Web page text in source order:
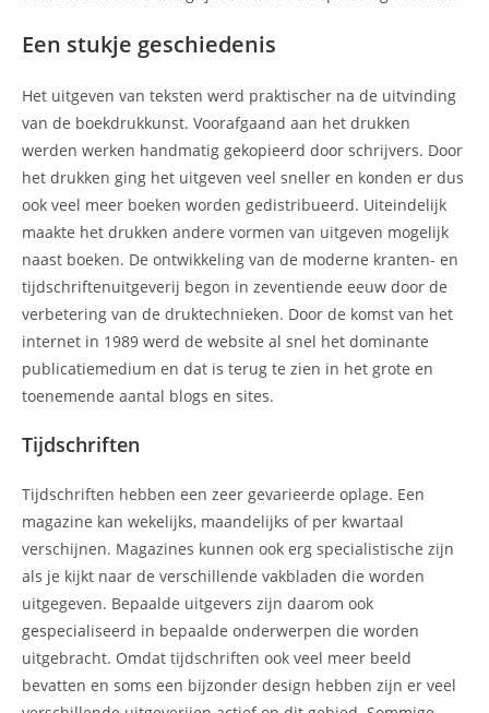
Een stukje geschiedenis
Het uitgeven van teksten werd praktischer na de uitvinding
van de boekdrukkunst. Voorafgaand aan het drukken
werden werken handmatig gekopieerd door schrijvers. Door
het drukken ging het uitgeven veel sneller en konden er dus
ook veel meer boeken worden gedistribueerd. Uiteindelijk
maakte het drukken andere vormen van uitgeven mogelijk
naast boeken. De ontwikkeling van de moderne kranten- en
tijdschriftenuitgeverij begon in zeventiende eeuw door de
verbetering van de druktechnieken. Door de komst van het
internet in 1989 werd de website al snel het dominante
publicatiemedium en dat is terug te zien in het grote en
toenemende aantal blogs en sites.
Tijdschriften
Tijdschriften hebben een zeer gevarieerde oplage. Een
magazine kan wekelijks, maandelijks of per kwartaal
verschijnen. Magazines kunnen ook erg specialistische zijn
als je kijkt naar de verschillende vakbladen die worden
uitgegeven. Bepaalde uitgevers zijn daarom ook
gespecialiseerd in bepaalde onderwerpen die worden
uitgebracht. Omdat tijdschriften ook veel meer beeld
bevatten en soms een bijzonder design hebben zijn er veel